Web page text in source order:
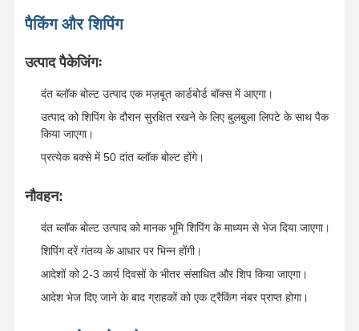
पैकिंग और शिपिंग
उत्पाद पैकेजिंगः
दंत ब्लॉक बोल्ट उत्पाद एक मज़बूत कार्डबोर्ड बॉक्स में आएगा।
उत्पाद को शिपिंग के दौरान सुरक्षित रखने के लिए बुलबुला लिपटे के साथ पैक
किया जाएगा।
प्रत्येक बक्से में 50 दांत ब्लॉक बोल्ट होंगे।
नौवहन:
दंत ब्लॉक बोल्ट उत्पाद को मानक भूमि शिपिंग के माध्यम से भेज दिया जाएगा।
शिपिंग दरें गंतव्य के आधार पर भिन्न होंगी।
आदेशों को 2-3 कार्य दिवसों के भीतर संसाधित और शिप किया जाएगा।
आदेश भेज दिए जाने के बाद ग्राहकों को एक ट्रैकिंग नंबर प्राप्त होगा।